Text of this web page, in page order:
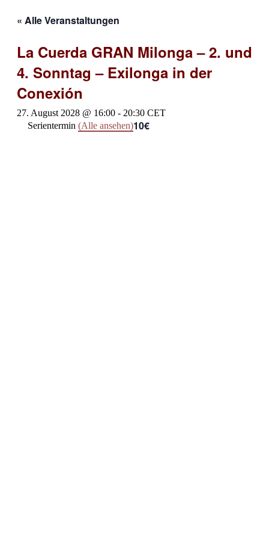
« Alle Veranstaltungen
La Cuerda GRAN Milonga – 2. und
4. Sonntag – Exilonga in der
Conexión
27. August 2028 @ 16:00 - 20:30 CET
Serientermin (Alle ansehen)10€